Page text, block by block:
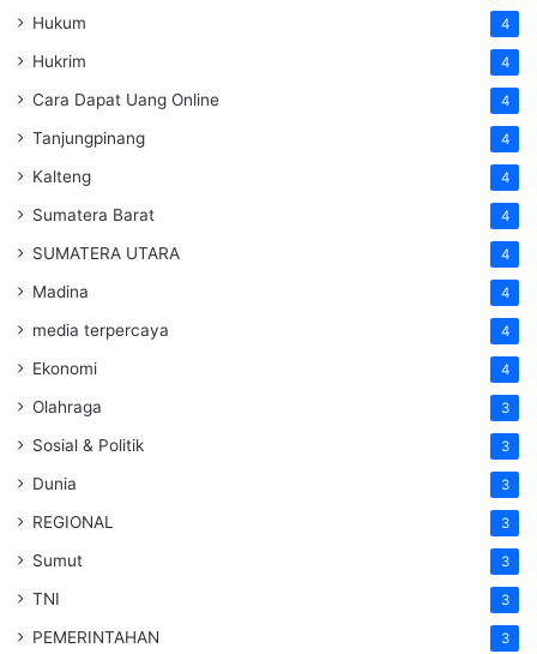
Hukum 4
Hukrim 4
Cara Dapat Uang Online 4
Tanjungpinang 4
Kalteng 4
Sumatera Barat 4
SUMATERA UTARA 4
Madina 4
media terpercaya 4
Ekonomi 4
Olahraga 3
Sosial & Politik 3
Dunia 3
REGIONAL 3
Sumut 3
TNI 3
PEMERINTAHAN 3